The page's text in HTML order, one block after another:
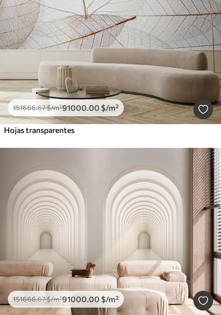
151666.67$/m²91000.00 $/m²
Hojas transparentes
151666.67$/m²91000.00 $/m²